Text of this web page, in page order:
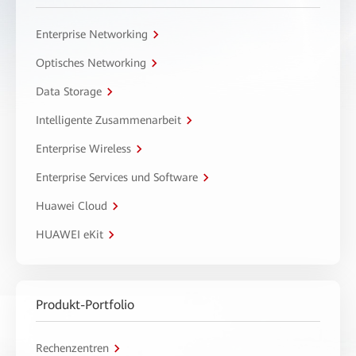
Enterprise Networking
Optisches Networking
Data Storage
Intelligente Zusammenarbeit
Enterprise Wireless
Enterprise Services und Software
Huawei Cloud
HUAWEI eKit
Produkt-Portfolio
Rechenzentren